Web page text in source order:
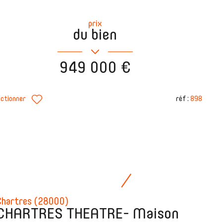
prix
du bien
949 000 €
réf : 898
(28000)
THEATRE- Maison